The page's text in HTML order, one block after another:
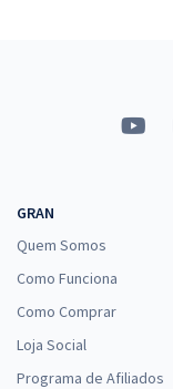
GRAN
Quem Somos
Como Funciona
Como Comprar
Loja Social
Programa de Afiliados